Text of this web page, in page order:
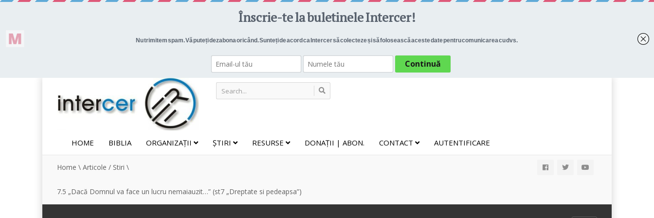
HOME BIBLIA ORGANIZAȚII ȘTIRI RESURSE DONAȚII | ABON. CONTACT AUTENTIFICARE
Home \ Articole / Stiri \
7.5 „Dacă Domnul va face un lucru nemaiauzit…” (st7 „Dreptate si pedeapsa”)